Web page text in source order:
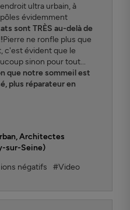
ultra urbain, à
évidemment
sont TRÈS au-delà de
Pierre ne ronfle plus que
c'est évident que le
sinon pour tout...
que notre sommeil est
plus réparateur en
, Architectes
sur-Seine)
négatifs
#Video